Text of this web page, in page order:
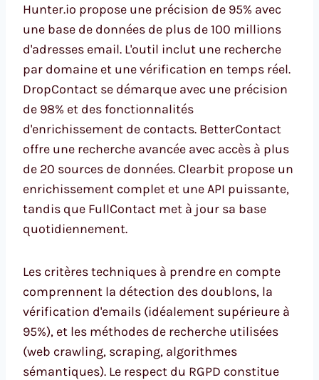
Hunter.io propose une précision de 95% avec
une base de données de plus de 100 millions
d'adresses email. L'outil inclut une recherche
par domaine et une vérification en temps réel.
DropContact se démarque avec une précision
de 98% et des fonctionnalités
d'enrichissement de contacts. BetterContact
offre une recherche avancée avec accès à plus
de 20 sources de données. Clearbit propose un
enrichissement complet et une API puissante,
tandis que FullContact met à jour sa base
quotidiennement.
Les critères techniques à prendre en compte
comprennent la détection des doublons, la
vérification d'emails (idéalement supérieure à
95%), et les méthodes de recherche utilisées
(web crawling, scraping, algorithmes
sémantiques). Le respect du RGPD constitue